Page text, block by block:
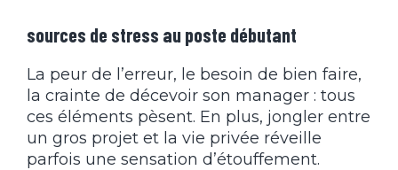
sources de stress au poste débutant
La peur de l’erreur, le besoin de bien faire,
la crainte de décevoir son manager : tous
ces éléments pèsent. En plus, jongler entre
un gros projet et la vie privée réveille
parfois une sensation d’étouffement.